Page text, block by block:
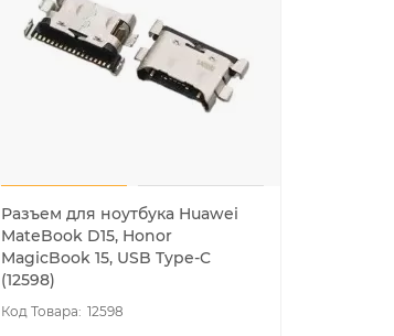
Разъем для ноутбука Huawei
MateBook D15, Honor
MagicBook 15, USB Type-C
(12598)
12598